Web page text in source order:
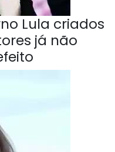
Lula criados
já não